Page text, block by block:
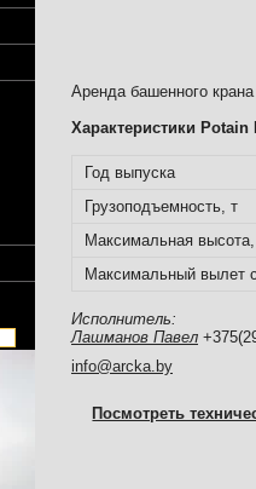
Аренда башенного
Характеристики Potain
Год выпуска
Грузоподъемность, т
Максимальная
Максимальный вылет
Исполнитель:
Лашманов Павел
info@arcka.by
Посмотреть